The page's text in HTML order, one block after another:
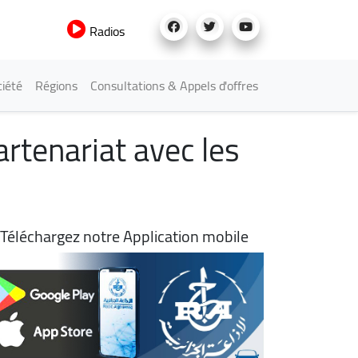
Radios
Régions Consultations & Appels d'offres
avec les
Téléchargez notre Application mobile